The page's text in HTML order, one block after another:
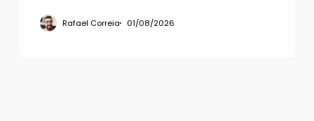
Rafael Correia 01/08/2026